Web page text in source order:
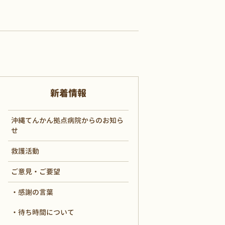
新着情報
沖縄てんかん拠点病院からのお知ら
せ
救護活動
ご意見・ご要望
感謝の言葉
待ち時間について